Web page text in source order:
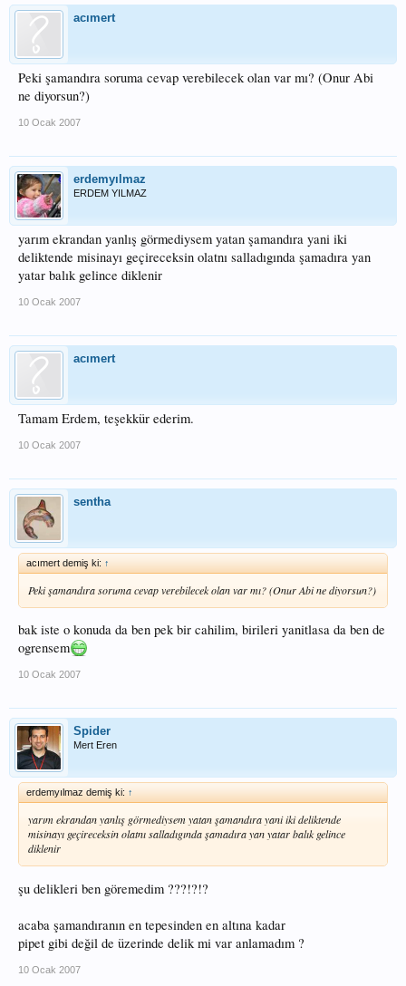
acımert
Peki şamandıra soruma cevap verebilecek olan var mı? (Onur Abi
ne diyorsun?)
10 Ocak 2007
erdemyılmaz
ERDEM YILMAZ
yarım ekrandan yanlış görmediysem yatan şamandıra yani iki
deliktende misinayı geçireceksin olatnı salladıgında şamadıra yan
yatar balık gelince diklenir
10 Ocak 2007
acımert
Tamam Erdem, teşekkür ederim.
10 Ocak 2007
sentha
acımert demiş ki: ↑
Peki şamandıra soruma cevap verebilecek olan var mı? (Onur Abi ne diyorsun?)
bak iste o konuda da ben pek bir cahilim, birileri yanitlasa da ben de
ogrensem
10 Ocak 2007
Spider
Mert Eren
erdemyılmaz demiş ki: ↑
yarım ekrandan yanlış görmediysem yatan şamandıra yani iki deliktende
misinayı geçireceksin olatnı salladıgında şamadıra yan yatar balık gelince
diklenir
şu delikleri ben göremedim ???!?!?
acaba şamandıranın en tepesinden en altına kadar
pipet gibi değil de üzerinde delik mi var anlamadım ?
10 Ocak 2007